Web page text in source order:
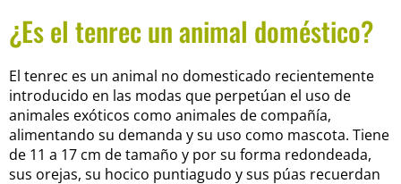
¿Es el tenrec un animal doméstico?
El tenrec es un animal no domesticado recientemente
introducido en las modas que perpetúan el uso de
animales exóticos como animales de compañía,
alimentando su demanda y su uso como mascota. Tiene
de 11 a 17 cm de tamaño y por su forma redondeada,
sus orejas, su hocico puntiagudo y sus púas recuerdan